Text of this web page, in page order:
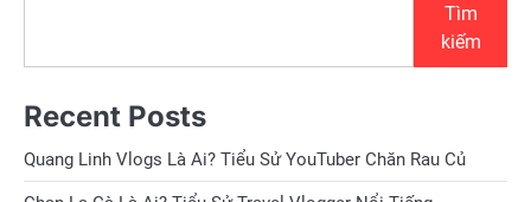
Tìm
kiếm
Recent Posts
Quang Linh Vlogs Là Ai? Tiểu Sử YouTuber Chăn Rau Củ